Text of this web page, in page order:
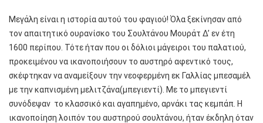
Μεγάλη είναι η ιστορία αυτού του φαγιού! Όλα ξεκίνησαν από
τον απαιτητικό ουρανίσκο του Σουλτάνου Μουράτ Δ’ εν έτη
1600 περίπου. Τότε ήταν που οι δόλιοι μάγειροι του παλατιού,
προκειμένου να ικανοποιήσουν το αυστηρό αφεντικό τους,
σκέφτηκαν να αναμείξουν την νεοφερμένη εκ Γαλλίας μπεσαμέλ
με την καπνισμένη μελιτζάνα(μπεγιεντί). Με το μπεγιεντί
συνόδεψαν το κλασσικό και αγαπημένο, αρνάκι τας κεμπάπ. Η
ικανοποίηση λοιπόν του αυστηρού σουλτάνου, ήταν έκδηλη όταν